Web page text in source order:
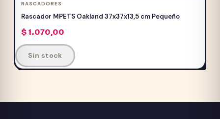
RASCADORES
Rascador MPETS Oakland 37x37x13,5 cm Pequeño
$1.070,00
Sin stock